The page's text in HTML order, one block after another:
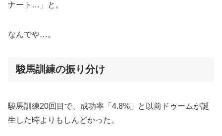
ナート…」と。
なんでや…。
駿馬訓練の振り分け
駿馬訓練20回目で、成功率「4.8%」と以前ドゥームが誕
生した時よりもしんどかった。